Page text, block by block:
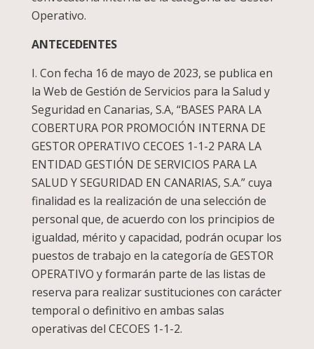
Operativo.
ANTECEDENTES
I. Con fecha 16 de mayo de 2023, se publica en
la Web de Gestión de Servicios para la Salud y
Seguridad en Canarias, S.A, “BASES PARA LA
COBERTURA POR PROMOCIÓN INTERNA DE
GESTOR OPERATIVO CECOES 1-1-2 PARA LA
ENTIDAD GESTIÓN DE SERVICIOS PARA LA
SALUD Y SEGURIDAD EN CANARIAS, S.A.” cuya
finalidad es la realización de una selección de
personal que, de acuerdo con los principios de
igualdad, mérito y capacidad, podrán ocupar los
puestos de trabajo en la categoría de GESTOR
OPERATIVO y formarán parte de las listas de
reserva para realizar sustituciones con carácter
temporal o definitivo en ambas salas
operativas del CECOES 1-1-2.